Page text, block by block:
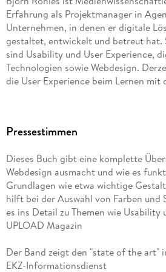
3. Konzeption und Design . . . 69
3. 1 . . . Phasen von Konzeption und
3. 2 . . . Zielgruppe definieren und
. 88
3. 5 . . . Content-Strategie . . . 91
3. 6 . . . Ideen ausarbeiten und
3. 7 . . . Ideen bewerten . . . 107
Erfahrung als Projektmanager in
Unternehmen, in denen er digitale
gestaltet, entwickelt und betreut hat.
sind Usability und User Experience,
Technologien sowie Webdesign.
die User Experience beim Lernen mit
Bildbearbeitung, Fotografie,
Thema: Bei jedem Buch ist es sein
Zusammenhänge klar und
Pressestimmen
Dieses Buch gibt eine komplette
Webdesign ausmacht und wie es
Grundlagen wie etwa wichtige
hilft bei der Auswahl von Farben und
es ins Detail zu Themen wie Usability
UPLOAD Magazin
Der Band zeigt den "state of the art"
EKZ-Informationsdienst